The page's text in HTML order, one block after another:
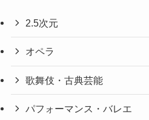
2.5次元
オペラ
歌舞伎・古典芸能
パフォーマンス・バレエ